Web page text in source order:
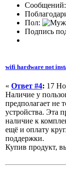
Пол:
Подпись
wifi hardware not
« Ответ #4: 17
Наличие у
предполагает не
устройства. Эта
наличие к
ещё и оплату
поддержки.
Купив продукт,